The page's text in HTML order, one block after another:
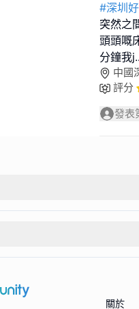
#深圳
突然之
頭頭嘅
分鐘我j
中國
評分
發表
關於